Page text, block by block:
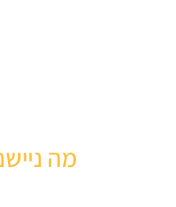
מה